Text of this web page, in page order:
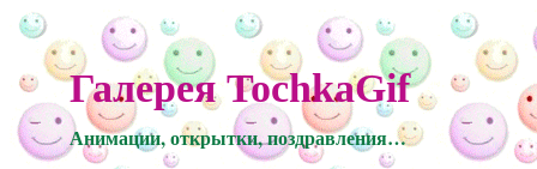
Галерея TochkaGif
Анимации, открытки, поздравления…